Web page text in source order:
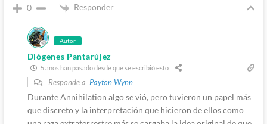
0 Responder
Autor
Diógenes Pantarújez
5 años han pasado desde que se escribió esto
Responde a Payton Wynn
Durante Annihilation algo se vió, pero tuvieron un papel más
que discreto y la interpretación que hicieron de ellos como